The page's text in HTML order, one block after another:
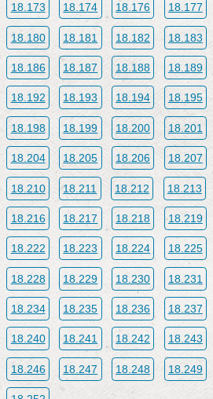
18.173 18.174 18.176 18.177
18.180 18.181 18.182 18.183
18.186 18.187 18.188 18.189
18.192 18.193 18.194 18.195
18.198 18.199 18.200 18.201
18.204 18.205 18.206 18.207
18.210 18.211 18.212 18.213
18.216 18.217 18.218 18.219
18.222 18.223 18.224 18.225
18.228 18.229 18.230 18.231
18.234 18.235 18.236 18.237
18.240 18.241 18.242 18.243
18.246 18.247 18.248 18.249